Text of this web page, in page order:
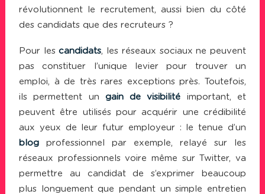
révolutionnent le recrutement, aussi bien du côté
des candidats que des recruteurs ?
Pour lescandidats, les réseaux sociaux ne peuvent
pas constituer l’unique levier pour trouver un
emploi, à de très rares exceptions près. Toutefois,
ils permettent un gain de visibilité important, et
peuvent être utilisés pour acquérir une crédibilité
aux yeux de leur futur employeur : le tenue d’un
blog professionnel par exemple, relayé sur les
réseaux professionnels voire même sur Twitter, va
permettre au candidat de s’exprimer beaucoup
plus longuement que pendant un simple entretien